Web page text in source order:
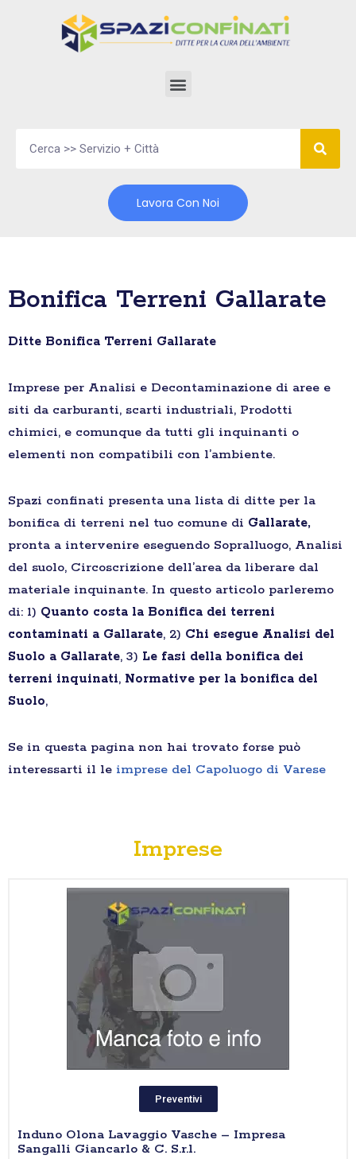
Lavora Con Noi
Bonifica Terreni Gallarate
Ditte Bonifica Terreni Gallarate
Imprese per Analisi e Decontaminazione di aree e
siti da carburanti, scarti industriali, Prodotti
chimici, e comunque da tutti gli inquinanti o
elementi non compatibili con l’ambiente.
Spazi confinati presenta una lista di ditte per la
bonifica di terreni nel tuo comune di Gallarate,
pronta a intervenire eseguendo Sopralluogo, Analisi
del suolo, Circoscrizione dell’area da liberare dal
materiale inquinante. In questo articolo parleremo
di: 1) Quanto costa la Bonifica dei terreni
contaminati a Gallarate, 2) Chi esegue Analisi del
Suolo a Gallarate, 3) Le fasi della bonifica dei
terreni inquinati, Normative per la bonifica del
Suolo,
Se in questa pagina non hai trovato forse può
interessarti il le imprese del Capoluogo di Varese
Imprese
Preventivi
Induno Olona Lavaggio Vasche – Impresa
Sangalli Giancarlo & C. S.r.l.